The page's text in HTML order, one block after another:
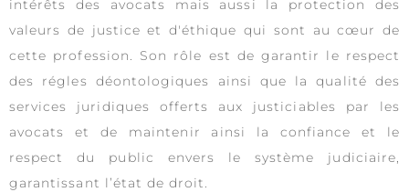
intérêts des avocats mais aussi la protection des
valeurs de justice et d'éthique qui sont au cœur de
cette profession. Son rôle est de garantir le respect
des régles déontologiques ainsi que la qualité des
services juridiques offerts aux justiciables par les
avocats et de maintenir ainsi la confiance et le
respect du public envers le système judiciaire,
garantissant l’état de droit.